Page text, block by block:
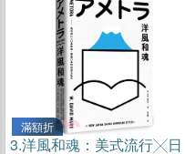
滿額折
3.洋風和魂：美式流行╳日